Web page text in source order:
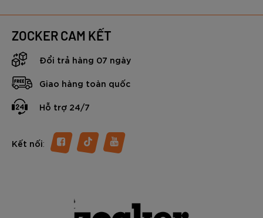
ZOCKER CAM KẾT
Đổi trả hàng 07 ngày
Giao hàng toàn quốc
Hỗ trợ 24/7
Kết nối: